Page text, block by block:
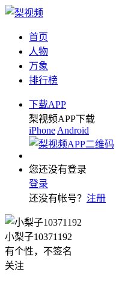
首页
人物
万象
排行榜
下载APP
梨视频APP下载
iPhone Android
您还没有登录
登录
还没有帐号？ 注册
小梨子10371192
有个性，不签名
关注